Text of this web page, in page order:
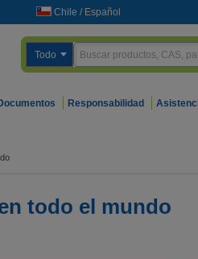
Chile / Español
Todo
Responsabilidad
todo el mundo